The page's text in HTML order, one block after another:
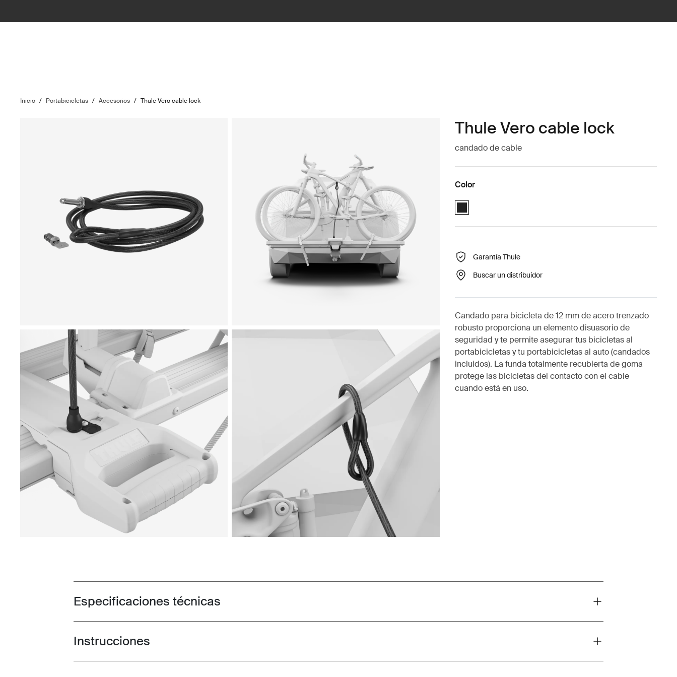
Inicio / Portabicicletas / Accesorios / Thule Vero cable lock
Thule Vero cable lock
candado de cable
Color
Thule Vero cable lock Negro (selected)
Garantía Thule
Buscar un distribuidor
Candado para bicicleta de 12 mm de acero trenzado
robusto proporciona un elemento disuasorio de
seguridad y te permite asegurar tus bicicletas al
portabicicletas y tu portabicicletas al auto (candados
incluidos). La funda totalmente recubierta de goma
protege las bicicletas del contacto con el cable
cuando está en uso.
Toggle techspec
Especificaciones técnicas
Toggle guides and instructions
Instrucciones